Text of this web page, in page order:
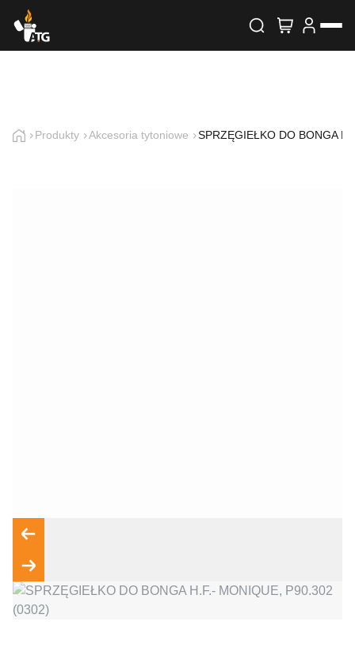
Wyszukiwarka produktów
Imię i nazwisko
Produkty Akcesoria tytoniowe SPRZĘGIEŁKO DO BONGA